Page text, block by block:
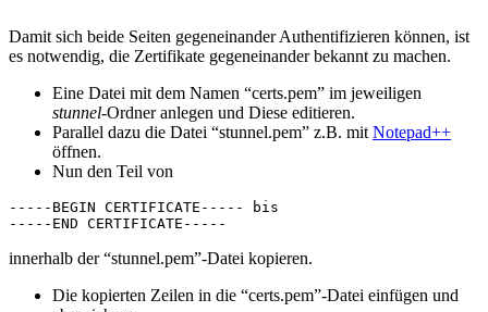
Damit sich beide Seiten gegeneinander Authentifizieren können, ist
es notwendig, die Zertifikate gegeneinander bekannt zu machen.
Eine Datei mit dem Namen “certs.pem” im jeweiligen
stunnel-Ordner anlegen und Diese editieren.
Parallel dazu die Datei “stunnel.pem” z.B. mit Notepad++
öffnen.
Nun den Teil von
-----BEGIN CERTIFICATE----- bis
-----END CERTIFICATE-----
innerhalb der “stunnel.pem”-Datei kopieren.
Die kopierten Zeilen in die “certs.pem”-Datei einfügen und